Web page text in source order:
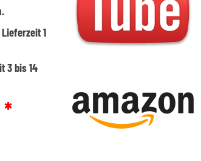
Lieferzeit 1
3 bis 14
*